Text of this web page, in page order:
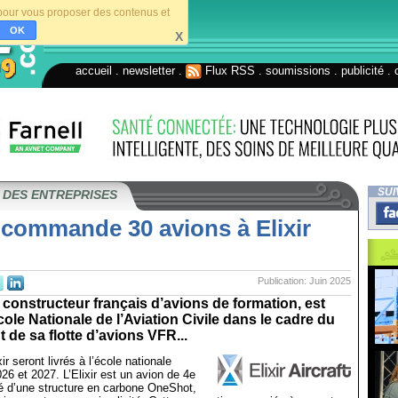
vous proposer des contenus et
OK X
accueil newsletter. Flux RSS soumissions publicité
ENTREPRISES
commande 30 avions à Elixir
Publication: Juin 2025
français d’avions de formation, est
Nationale de l’Aviation Civile dans le cadre du
de sa flotte d’avions VFR...
seront livrés à l’école nationale
et 2027. L’Elixir est un avion de 4e
d’une structure en carbone OneShot,